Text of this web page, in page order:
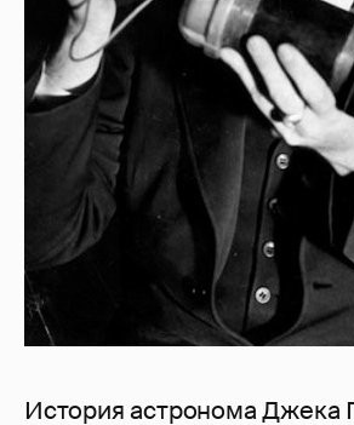
История астронома Джека